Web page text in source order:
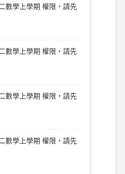
數學上學期 權限，請先
數學上學期 權限，請先
數學上學期 權限，請先
數學上學期 權限，請先